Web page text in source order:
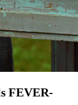
FEVER-